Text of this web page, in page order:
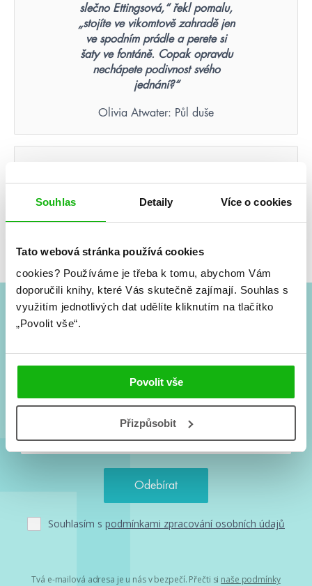
Souhlas Detaily Více o cookies
Tato webová stránka používá cookies
cookies? Používáme je třeba k tomu, abychom Vám
doporučili knihy, které Vás skutečně zajímají. Souhlas s
využitím jednotlivých dat udělíte kliknutím na tlačítko
„Povolit vše“.
Povolit vše
Přizpůsobit
slečno Ettingsová,“ řekl pomalu,
„stojíte ve vikomtově zahradě jen
ve spodním prádle a perete si
šaty ve fontáně. Copak opravdu
nechápete podivnost svého
jednání?“
Olivia Atwater: Půl duše
člověka, který byl vaší poslední
nadějí.
Vše kolem #youngadult každý měsíc rovnou do mailu!
a seriálové adaptace a další.
Souhlasím s podmínkami zpracování osobních údajů
Tvá e-mailová adresa je u nás v bezpečí. Přečti si naše podmínky